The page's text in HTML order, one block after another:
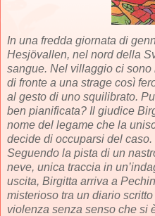
In una fredda giornata di
Hesjövallen, nel nord della
sangue. Nel villaggio ci
di fronte a una strage così
al gesto di uno squilibrato.
ben pianificata? Il giudice
nome del legame che la
decide di occuparsi del caso.
Seguendo la pista di un
neve, unica traccia in
uscita, Birgitta arriva a
misterioso tra un diario
violenza senza senso che si